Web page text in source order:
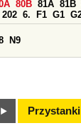
80B 81A 81B
202 6. F1 G1
N9
Przystanki